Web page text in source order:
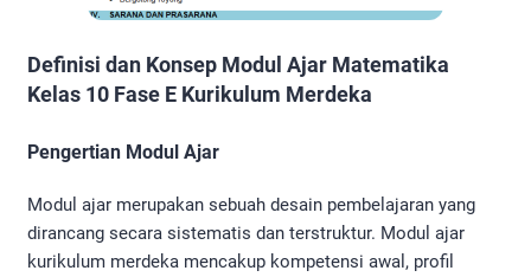
Definisi dan Konsep Modul Ajar Matematika
Kelas 10 Fase E Kurikulum Merdeka
Pengertian Modul Ajar
Modul ajar merupakan sebuah desain pembelajaran yang
dirancang secara sistematis dan terstruktur. Modul ajar
kurikulum merdeka mencakup kompetensi awal, profil